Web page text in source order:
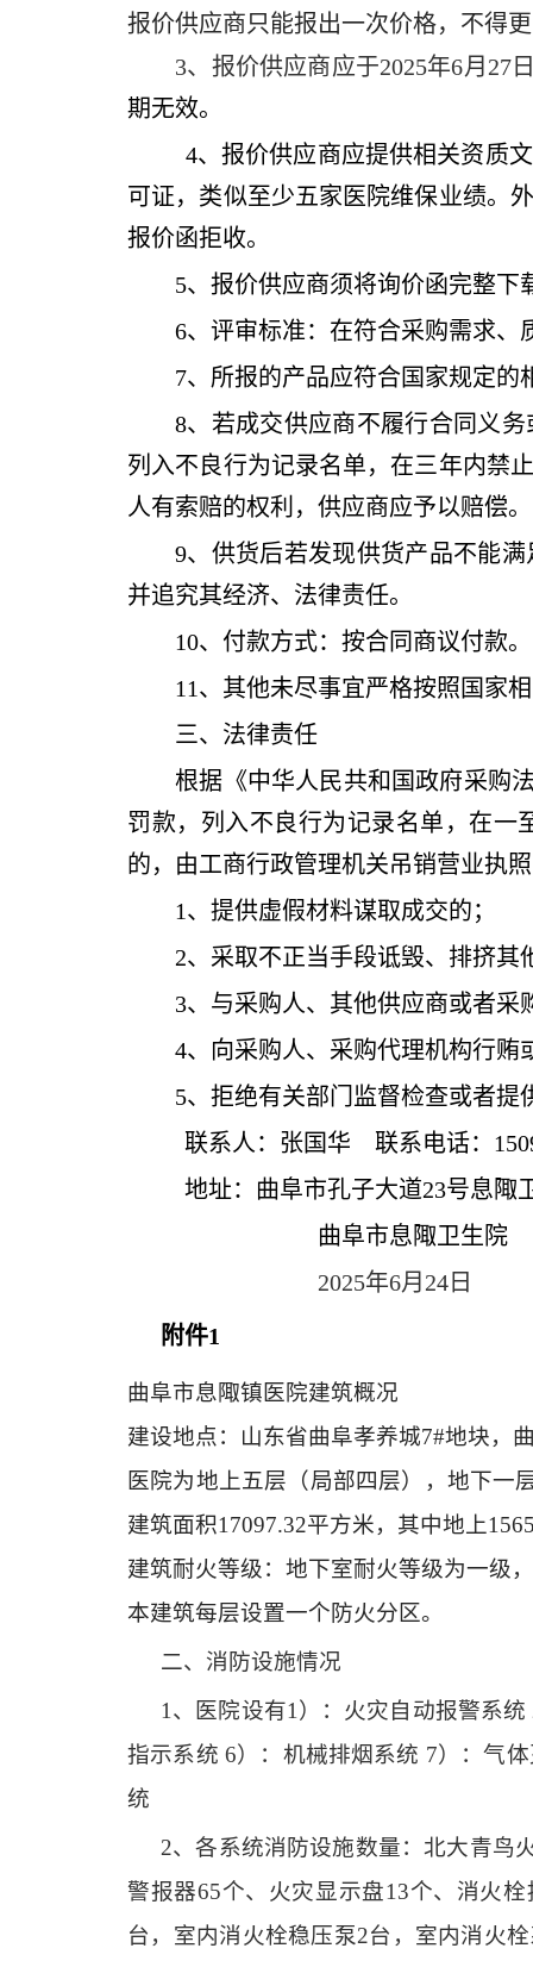
报价供应商只能报出一次价格，不得
3、报价供应商应于2025年6月 27
期无效。
4、 报价供应商应提供相关资质
可证， 类似至少五家医院维保业绩。
报价函拒收。
5、报价供应商须将询价函完整
6、评审标准：在符合采购需求
7、所报的产品应符合国家规定的
8、 若成交供应商不履行合同义
列入不良行为记录名单，在三年内禁
人有索赔的权利，供应商应予以赔偿。
9、 供货后若发现供货产品不能
并追究其经济、法律责任。
10、付款方式：按合同商议付款。
11、 其他未尽事宜严格按照国家
三、法律责任
根据《中华人民共和国政府采购
罚款，列入不良行为记录名单，在一
的，由工商行政管理机关吊销营业执
1、提供虚假材料谋取成交的；
2、采取不正当手段诋毁、排挤其
3、与采购人、其他供应商或者采
4、向采购人、采购代理机构行贿
5、拒绝有关部门监督检查或者提
联系人： 张国华 联系电话：
地址： 曲阜市孔子大道23号息陬
曲阜市息陬卫生院
2025年6月 24 日
附件1
曲阜市息陬镇医院建筑概况
建设地点：山东省曲阜孝养城7#地块，
医院为地上五层（局部四层），地下一
建筑面积17097.32平方米，其中地上
建筑耐火等级：地下室耐火等级为一级
本建筑每层设置一个防火分区。
二、消防设施情况
1、医院设有1）：火灾自动报警系
指示系统 6）：机械排烟系统 7）：气
统
2、各系统消防设施数量：北大青鸟
警报器65个、火灾显示盘13个、消火
台，室内消火栓稳压泵2台，室内消火